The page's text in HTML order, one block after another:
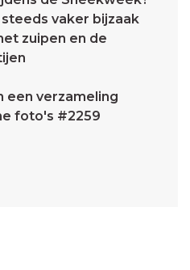
vaker bijzaak
zuipen en de
een verzameling
foto's #2259